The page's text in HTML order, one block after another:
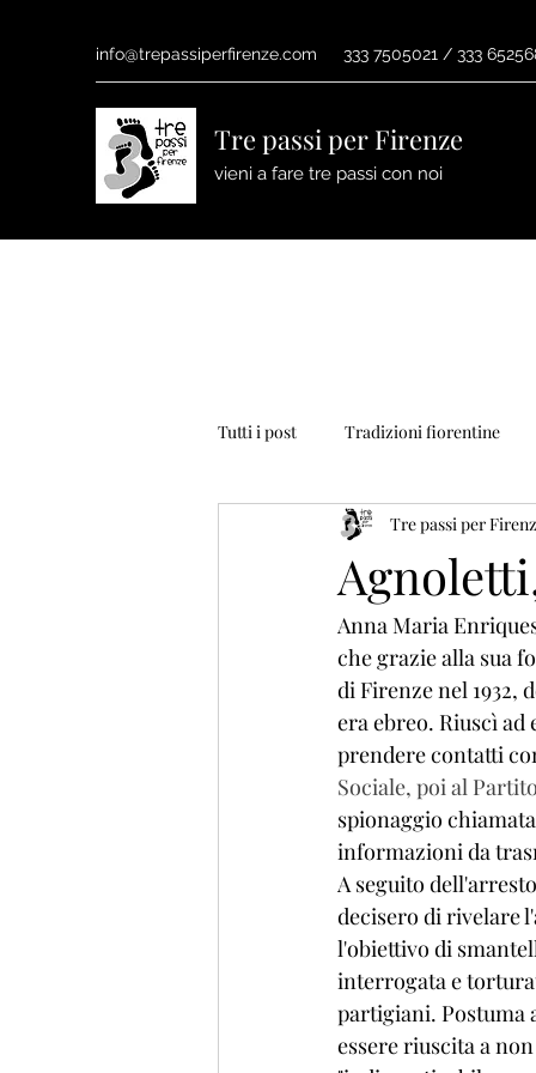
info@trepassiperfirenze.com 333 7505021 / 333
Tre passi per Firenze
vieni a fare tre passi con noi
Tutti i post Tradizioni fiorentine
dante primavera
Tre passi per
Anna Maria
che grazie alla sua
di Firenze nel 1932,
era ebreo. Riuscì
prendere contatti
Sociale, poi al
spionaggio
informazioni da
A seguito
decisero di rivelare
l'obiettivo di
interrogata e
partigiani. Postuma
essere riuscita a